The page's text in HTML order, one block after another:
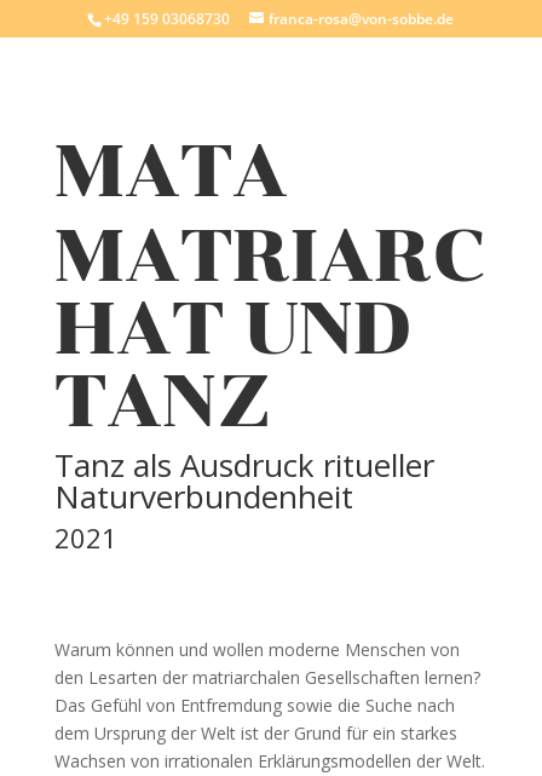
+49 159 03068730 franca-rosa@von-sobbe.de
MATA
MATRIARC
HAT UND
TANZ
Tanz als Ausdruck ritueller
Naturverbundenheit
2021
Warum können und wollen moderne Menschen von
den Lesarten der matriarchalen Gesellschaften lernen?
Das Gefühl von Entfremdung sowie die Suche nach
dem Ursprung der Welt ist der Grund für ein starkes
Wachsen von irrationalen Erklärungsmodellen der Welt.